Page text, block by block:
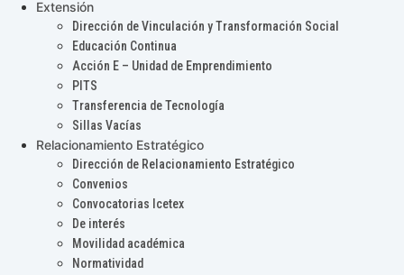
Extensión
Dirección de Vinculación y Transformación Social
Educación Continua
Acción E – Unidad de Emprendimiento
PITS
Transferencia de Tecnología
Sillas Vacías
Relacionamiento Estratégico
Dirección de Relacionamiento Estratégico
Convenios
Convocatorias Icetex
De interés
Movilidad académica
Normatividad